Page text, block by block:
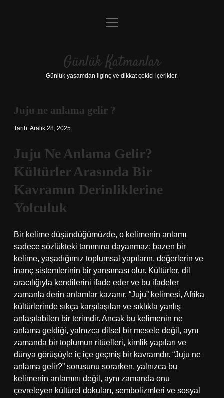
Anasayfa
Yasal Uyarı
menüyü
Günlük Katmanlar
Günlük yaşamdan ilginç ve dikkat çekici içerikler.
Juju ne anlama gelir ?
Tarih: Aralık 28, 2025
Juju Ne Anlama Gelir?
Kültürler Arasında Bir
Kavramın Derinliklerine
Yolculuk
Bir kelime düşündüğümüzde, o kelimenin anlamı
sadece sözlükteki tanımına dayanmaz; bazen bir
kelime, yaşadığımız toplumsal yapıların, değerlerin ve
inanç sistemlerinin bir yansıması olur. Kültürler, dil
aracılığıyla kendilerini ifade eder ve bu ifadeler
zamanla derin anlamlar kazanır. “Juju” kelimesi, Afrika
kültürlerinde sıkça karşılaşılan ve sıklıkla yanlış
anlaşılabilen bir terimdir. Ancak bu kelimenin ne
anlama geldiği, yalnızca dilsel bir mesele değil, aynı
zamanda bir toplumun ritüelleri, kimlik yapıları ve
dünya görüşüyle iç içe geçmiş bir kavramdır. “Juju ne
anlama gelir?” sorusunu sorarken, yalnızca bu
kelimenin anlamını değil, aynı zamanda onu
çevreleyen kültürel dokuları, sembolizmleri ve sosyal